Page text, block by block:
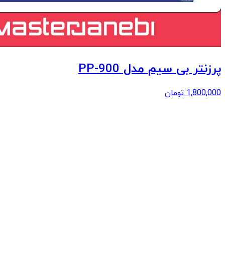
پرزنتر بی سیم مدل PP-900
1,800,000 تومان